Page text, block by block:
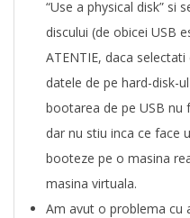
“Use a physical disk” si
discului (de obicei USB
ATENTIE, daca
datele de pe hard-disk-
bootarea de pe USB nu
dar nu stiu inca ce face
booteze pe o masina
masina virtuala.
Am avut o problema cu